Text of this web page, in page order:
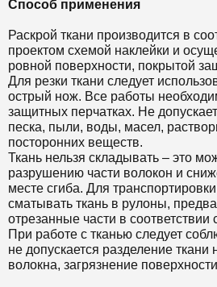
Способ применения
Раскрой ткани производится в
проектом схемой наклейки и
ровной поверхности, покрытой
Для резки ткани следует
острый нож. Все работы
защитных перчатках. Не
песка, пыли, воды, масел,
посторонних веществ.
Ткань нельзя складывать – это
разрушению части волокон и
месте сгиба. Для
сматывать ткань в рулоны,
отрезанные части в соответствии
При работе с тканью следует
не допускается разделение
волокна, загрязнение